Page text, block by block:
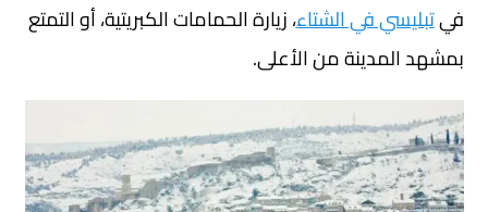
فيتبليسي في الشتاء، زيارة الحمامات الكبريتية، أو التمتع
بمشهد المدينة من الأعلى.